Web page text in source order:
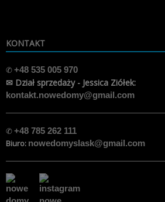
KONTAKT
✆+48 535 005 970
✉ Dział sprzedaży - Jessica Ziółek:
kontakt.nowedomy@gmail.com
✆+48 785 262 111
Biuro: nowedomyslask@gmail.com